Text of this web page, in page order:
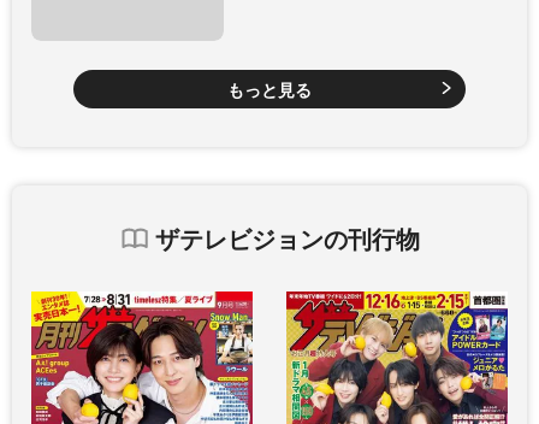
もっと見る
ザテレビジョンの刊行物